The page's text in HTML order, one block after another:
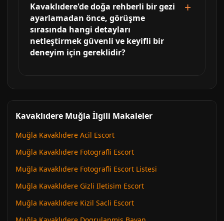
Kavaklıdere'de doğa rehberli bir gezi
ayarlamadan önce, görüşme
sırasında hangi detayları
netleştirmek güvenli ve keyifli bir
deneyim için gereklidir?
Kavaklıdere Muğla İlgili Makaleler
Muğla Kavaklıdere Acil Escort
Muğla Kavaklıdere Fotografli Escort
Muğla Kavaklıdere Fotografli Escort Listesi
Muğla Kavaklıdere Gizli Iletisim Escort
Muğla Kavaklıdere Kizil Sacli Escort